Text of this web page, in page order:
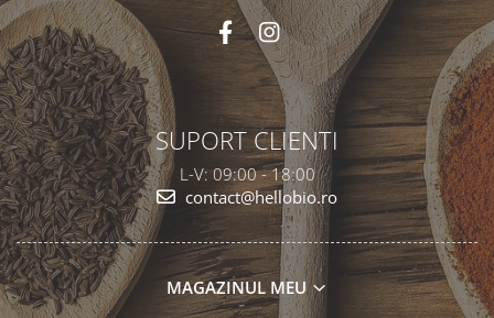
SUPORT CLIENTI
L-V: 09:00 - 18:00
contact@hellobio.ro
MAGAZINUL MEU